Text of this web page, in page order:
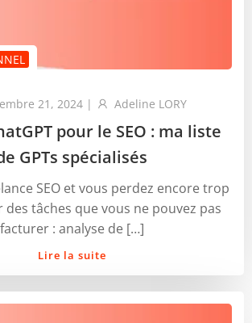
21, 2024 | Adeline LORY
pour le SEO : ma liste
GPTs spécialisés
SEO et vous perdez encore trop
des tâches que vous ne pouvez pas
facturer : analyse de […]
Lire la suite